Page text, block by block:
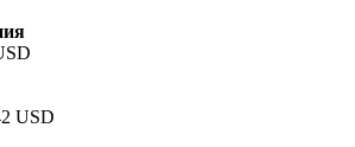
USD